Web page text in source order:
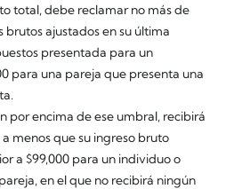
total, debe reclamar no más de
brutos ajustados en su última
presentada para un
para una pareja que presenta una
por encima de ese umbral, recibirá
menos que su ingreso bruto
a $99,000 para un individuo o
en el que no recibirá ningún